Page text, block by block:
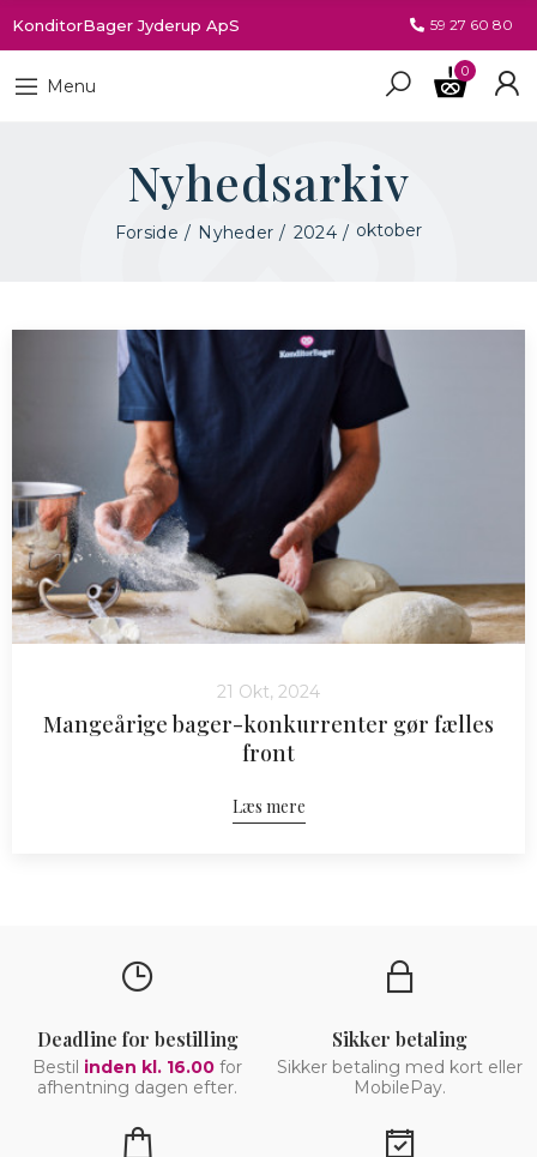
KonditorBager Jyderup ApS 59 27 60 80
Menu
0
Nyhedsarkiv
Forside Nyheder 2024 oktober
21 Okt, 2024
Mangeårige bager-konkurrenter gør fælles
front
Læs mere
Deadline for bestilling
Bestil inden kl. 16.00 for
afhentning dagen efter.
Sikker betaling
Sikker betaling med kort eller
MobilePay.